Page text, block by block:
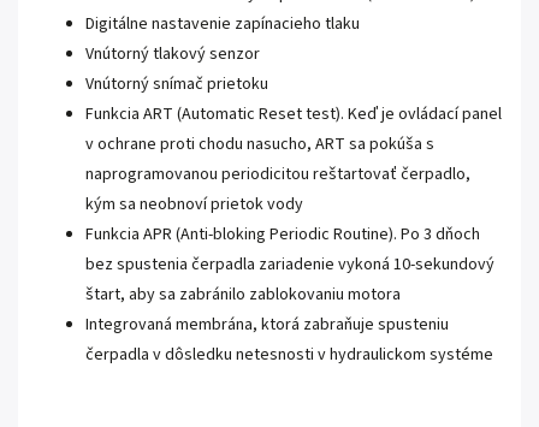
Digitálne nastavenie zapínacieho tlaku
Vnútorný tlakový senzor
Vnútorný snímač prietoku
Funkcia ART (Automatic Reset test). Keď je ovládací panel
v ochrane proti chodu nasucho, ART sa pokúša s
naprogramovanou periodicitou reštartovať čerpadlo,
kým sa neobnoví prietok vody
Funkcia APR (Anti-bloking Periodic Routine). Po 3 dňoch
bez spustenia čerpadla zariadenie vykoná 10-sekundový
štart, aby sa zabránilo zablokovaniu motora
Integrovaná membrána, ktorá zabraňuje spusteniu
čerpadla v dôsledku netesnosti v hydraulickom systéme